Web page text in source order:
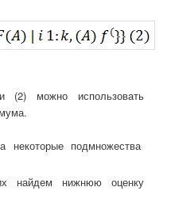
(2) можно использовать
некоторые подмножества
найдем нижнюю оценку